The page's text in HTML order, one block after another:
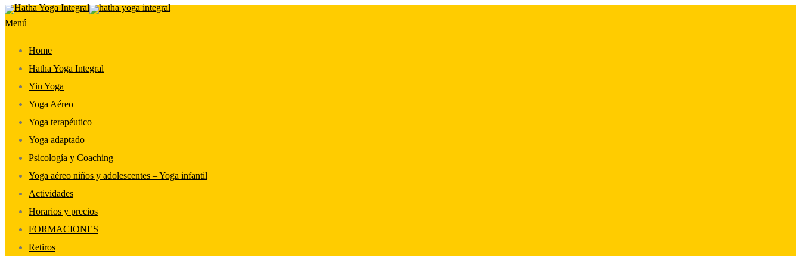
Saltar
al
Menú
Home
Hatha Yoga Integral
Yin Yoga
Yoga Aéreo
Yoga terapéutico
Yoga adaptado
Psicología y Coaching
Yoga aéreo niños y adolescentes – Yoga infantil
Actividades
Horarios y precios
FORMACIONES
Retiros